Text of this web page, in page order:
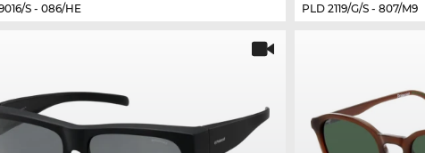
S - 086/HE
PLD 2119/G/S - 807/M9